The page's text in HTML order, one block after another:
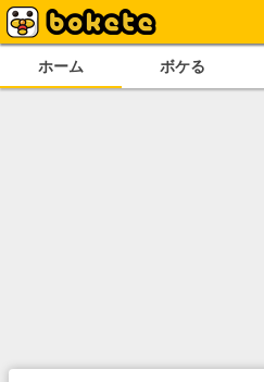
ホーム ボケる